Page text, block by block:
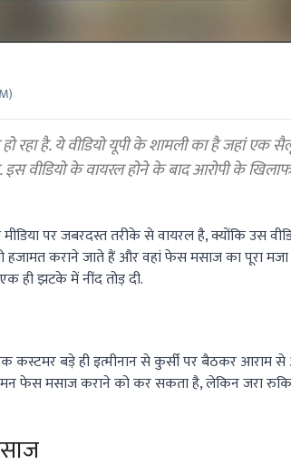
)
रहा है. ये वीडियो यूपी के शामली का है जहां
वीडियो के वायरल होने के बाद आरोपी के
पर जबरदस्त तरीके से वायरल है, क्योंकि उस
हजामत कराने जाते हैं और वहां फेस मसाज का पूरा
ही झटके में नींद तोड़ दी.
कस्टमर बड़े ही इत्मीनान से कुर्सी पर बैठकर
फेस मसाज कराने को कर सकता है, लेकिन जरा